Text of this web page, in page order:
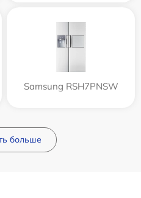
Samsung RSH7PNSW
больше